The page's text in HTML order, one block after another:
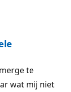
te
wat mij niet